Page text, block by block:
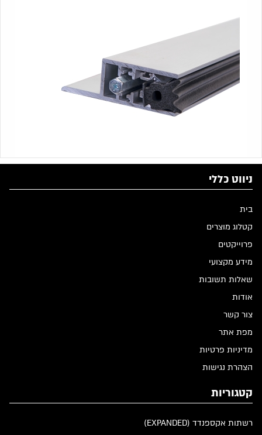
ניווט כללי
בית
קטלוג מוצרים
פרוייקטים
מידע מקצועי
שאלות תשובות
אודות
צור קשר
מפת אתר
מדיניות פרטיות
הצהרת נגישות
קטגוריות
רשתות אקספנדד (EXPANDED)